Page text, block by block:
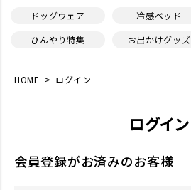
ドッグウェア 冷感ベッド
ひんやり特集
お出かけグッズ
HOME ログイン
ログイン
会員登録がお済みのお客様